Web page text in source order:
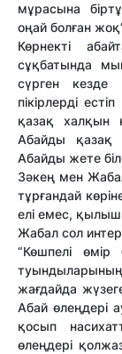
мұрасына
оңай болған
Көрнекті
сұқбатында
сүрген кезде
пікірлерді
қазақ халқын
Абайды қазақ
Абайды жете
Зәкең мен
тұрғандай
елі емес,
Жабал сол
“Көшпелі
жағдайда
Абай өлеңдері
қосып
өлеңдері